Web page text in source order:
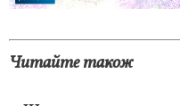
Читайте також